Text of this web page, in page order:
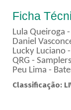
Ficha
Lula Queiroga
Daniel
Lucky Luciano
QRG -
Peu Lima -
Classificação: